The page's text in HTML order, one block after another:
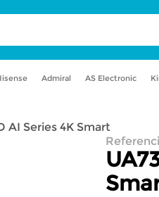
Admiral AS Electronic
AI Series 4K Smart
nevera